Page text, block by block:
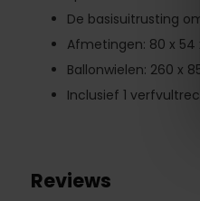
De basisuitrusting
Afmetingen: 80 x 54
Ballonwielen: 260 x
Inclusief 1
Reviews